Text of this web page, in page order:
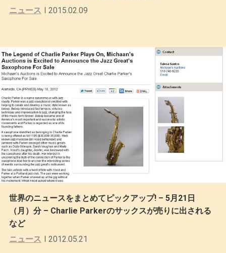
ニュース
2015.02.09
世界のニュースをまとめてピックアップ! – 5月21日
（月）分 – Charlie Parkerのサックスが売りに出される
など
ニュース
2012.05.21